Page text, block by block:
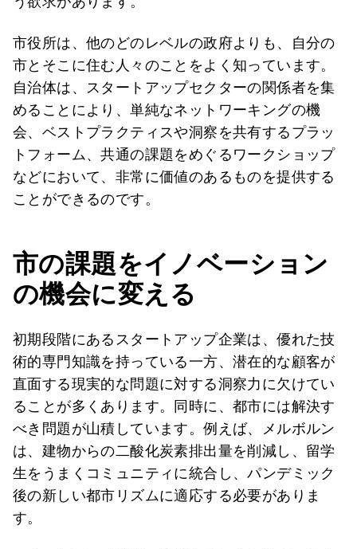
市役所は、他のどのレベルの政府よりも、自分の
市とそこに住む人々のことをよく知っています。
自治体は、スタートアップセクターの関係者を集
めることにより、単純なネットワーキングの機
会、ベストプラクティスや洞察を共有するプラッ
トフォーム、共通の課題をめぐるワークショップ
などにおいて、非常に価値のあるものを提供する
ことができるのです。
市の課題をイノベーション
の機会に変える
初期段階にあるスタートアップ企業は、優れた技
術的専門知識を持っている一方、潜在的な顧客が
直面する現実的な問題に対する洞察力に欠けてい
ることが多くあります。同時に、都市には解決す
べき問題が山積しています。例えば、メルボルン
は、建物からの二酸化炭素排出量を削減し、留学
生をうまくコミュニティに統合し、パンデミック
後の新しい都市リズムに適応する必要がありま
す。